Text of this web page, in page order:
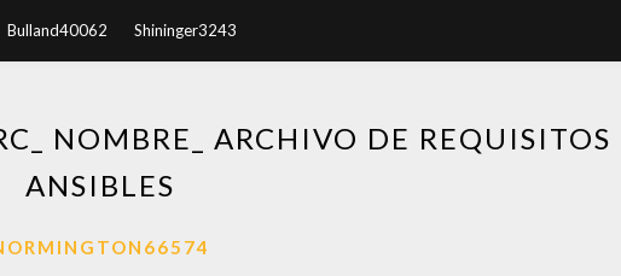
Bulland40062 Shininger3243
NOMBRE_ ARCHIVO DE REQUISITOS
ANSIBLES